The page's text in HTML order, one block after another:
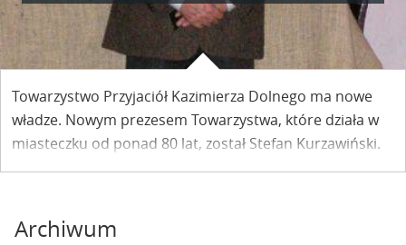
Towarzystwo Przyjaciół Kazimierza Dolnego ma nowe
władze. Nowym prezesem Towarzystwa, które działa w
miasteczku od ponad 80 lat, został Stefan Kurzawiński.
Archiwum